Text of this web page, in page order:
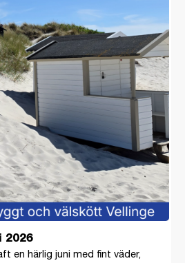
2026
en härlig juni med fint väder,